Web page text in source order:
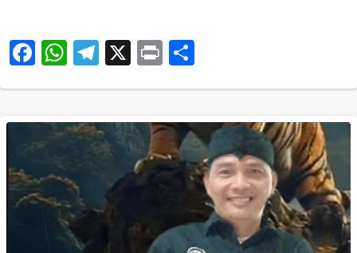
Facebook
WhatsApp
Telegram
X Print